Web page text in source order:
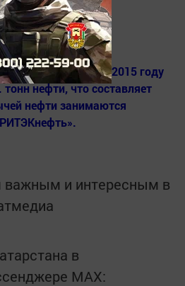
района в 2015 году
нефти, что составляет
нефти занимаются
и интересным в
в
MАХ: